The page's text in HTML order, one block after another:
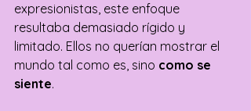
expresionistas, este enfoque
resultaba demasiado rígido y
limitado. Ellos no querían mostrar el
mundo tal como es, sino como se
siente.